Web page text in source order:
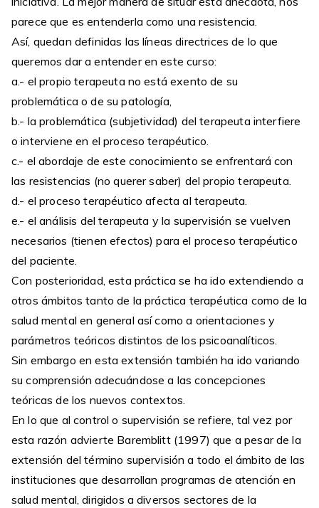
parece que es entenderla como una resistencia.
Así, quedan definidas las líneas directrices de lo que
queremos dar a entender en este curso:
a.- el propio terapeuta no está exento de su
problemática o de su patología,
b.- la problemática (subjetividad) del terapeuta interfiere
o interviene en el proceso terapéutico.
c.- el abordaje de este conocimiento se enfrentará con
las resistencias (no querer saber) del propio terapeuta.
d.- el proceso terapéutico afecta al terapeuta.
e.- el análisis del terapeuta y la supervisión se vuelven
necesarios (tienen efectos) para el proceso terapéutico
del paciente.
Con posterioridad, esta práctica se ha ido extendiendo a
otros ámbitos tanto de la práctica terapéutica como de la
salud mental en general así como a orientaciones y
parámetros teóricos distintos de los psicoanalíticos.
Sin embargo en esta extensión también ha ido variando
su comprensión adecuándose a las concepciones
teóricas de los nuevos contextos.
En lo que al control o supervisión se refiere, tal vez por
esta razón advierte Baremblitt (1997) que a pesar de la
extensión del término supervisión a todo el ámbito de las
instituciones que desarrollan programas de atención en
salud mental, dirigidos a diversos sectores de la